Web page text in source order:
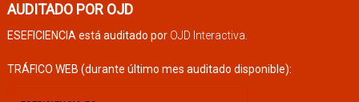
AUDITADO POR OJD
ESEFICIENCIA está auditado por OJD Interactiva
TRÁFICO WEB (durante último mes auditado disponible):